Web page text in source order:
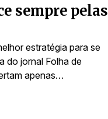
sempre pelas
estratégia para se
do jornal Folha de
apenas…